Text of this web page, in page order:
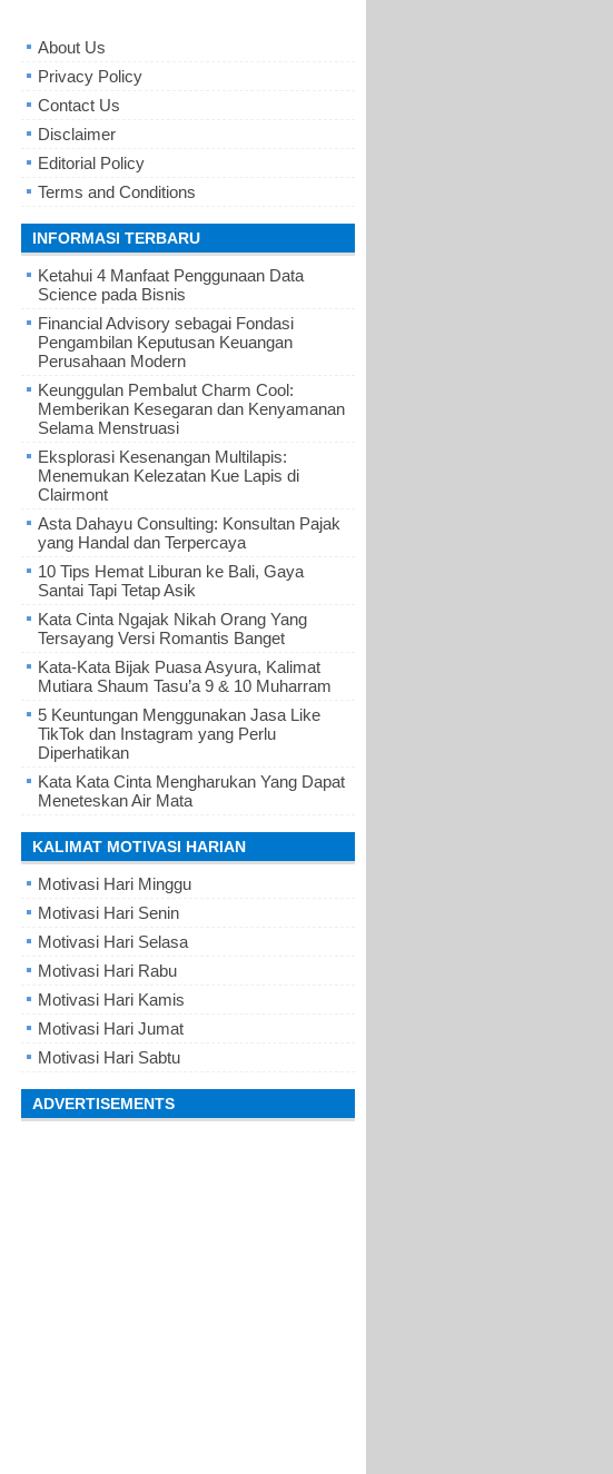
About Us
Privacy Policy
Contact Us
Disclaimer
Editorial Policy
Terms and Conditions
INFORMASI TERBARU
Ketahui 4 Manfaat Penggunaan Data
Science pada Bisnis
Financial Advisory sebagai Fondasi
Pengambilan Keputusan Keuangan
Perusahaan Modern
Keunggulan Pembalut Charm Cool:
Memberikan Kesegaran dan Kenyamanan
Selama Menstruasi
Eksplorasi Kesenangan Multilapis:
Menemukan Kelezatan Kue Lapis di
Clairmont
Asta Dahayu Consulting: Konsultan Pajak
yang Handal dan Terpercaya
10 Tips Hemat Liburan ke Bali, Gaya
Santai Tapi Tetap Asik
Kata Cinta Ngajak Nikah Orang Yang
Tersayang Versi Romantis Banget
Kata-Kata Bijak Puasa Asyura, Kalimat
Mutiara Shaum Tasu’a 9 & 10 Muharram
5 Keuntungan Menggunakan Jasa Like
TikTok dan Instagram yang Perlu
Diperhatikan
Kata Kata Cinta Mengharukan Yang Dapat
Meneteskan Air Mata
KALIMAT MOTIVASI HARIAN
Motivasi Hari Minggu
Motivasi Hari Senin
Motivasi Hari Selasa
Motivasi Hari Rabu
Motivasi Hari Kamis
Motivasi Hari Jumat
Motivasi Hari Sabtu
ADVERTISEMENTS